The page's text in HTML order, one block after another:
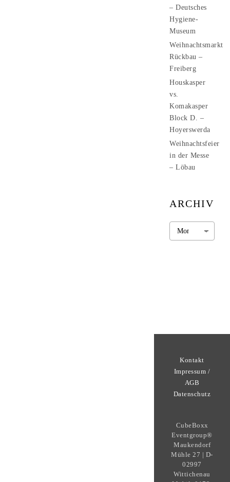
– Deutsches
Hygiene-
Museum
Weihnachtsmarkt
Rückbau –
Freiberg
Houskasper
vs.
Komakasper
Block D. –
Hoyerswerda
Weihnachtsfeier
in der Messe
– Löbau
ARCHIV
Archiv
Kontakt
Impressum /
AGB
Datenschutz
CubeBoxx
Eventgroup®
Maukendorf
Mühle 27 | D-
02997
Wittichenau